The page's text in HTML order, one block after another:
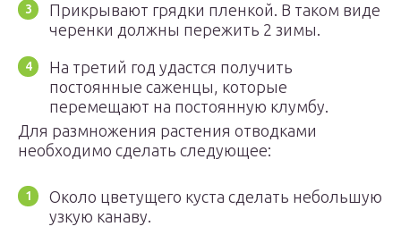
Прикрывают грядки пленкой. В таком виде
черенки должны пережить 2 зимы.
На третий год удастся получить
постоянные саженцы, которые
перемещают на постоянную клумбу.
Для размножения растения отводками
необходимо сделать следующее:
Около цветущего куста сделать небольшую
узкую канаву.